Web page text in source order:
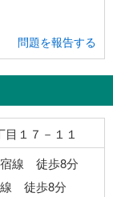
問題を報告する
１７－１１
線 徒歩8分
線 徒歩8分